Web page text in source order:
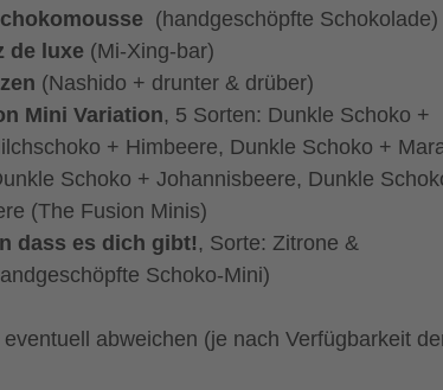
(handgeschöpfte Schokolade)
de luxe (Mi-Xing-bar)
(Nashido + drunter & drüber)
Mini Variation, 5 Sorten: Dunkle Schoko +
+ Himbeere, Dunkle Schoko +
Schoko + Johannisbeere, Dunkle
(The Fusion Minis)
dass es dich gibt! , Sorte: Zitrone &
Schoko-Mini)
abweichen (je nach Verfügbarkeit